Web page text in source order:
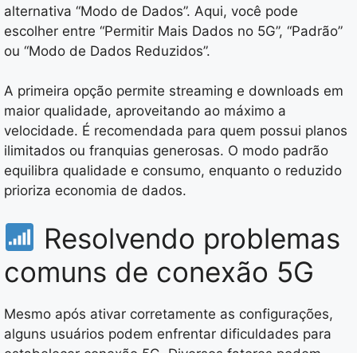
alternativa “Modo de Dados”. Aqui, você pode
escolher entre “Permitir Mais Dados no 5G”, “Padrão”
ou “Modo de Dados Reduzidos”.
A primeira opção permite streaming e downloads em
maior qualidade, aproveitando ao máximo a
velocidade. É recomendada para quem possui planos
ilimitados ou franquias generosas. O modo padrão
equilibra qualidade e consumo, enquanto o reduzido
prioriza economia de dados.
Resolvendo problemas
comuns de conexão 5G
Mesmo após ativar corretamente as configurações,
alguns usuários podem enfrentar dificuldades para